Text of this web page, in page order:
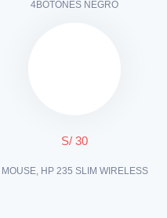
4BOTONES NEGRO
S/ 30
MOUSE, HP 235 SLIM WIRELESS